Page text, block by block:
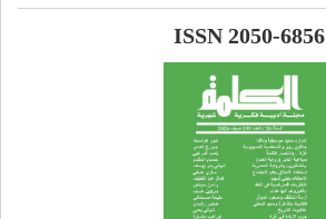
ISSN 2050-6856